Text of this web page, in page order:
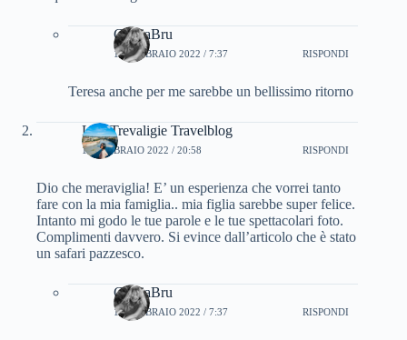
CinziaBru
16 FEBBRAIO 2022 / 7:37 RISPONDI
Teresa anche per me sarebbe un bellissimo ritorno
Lisa Trevaligie Travelblog
15 FEBBRAIO 2022 / 20:58 RISPONDI
Dio che meraviglia! E’ un esperienza che vorrei tanto
fare con la mia famiglia.. mia figlia sarebbe super felice.
Intanto mi godo le tue parole e le tue spettacolari foto.
Complimenti davvero. Si evince dall’articolo che è stato
un safari pazzesco.
CinziaBru
16 FEBBRAIO 2022 / 7:37 RISPONDI